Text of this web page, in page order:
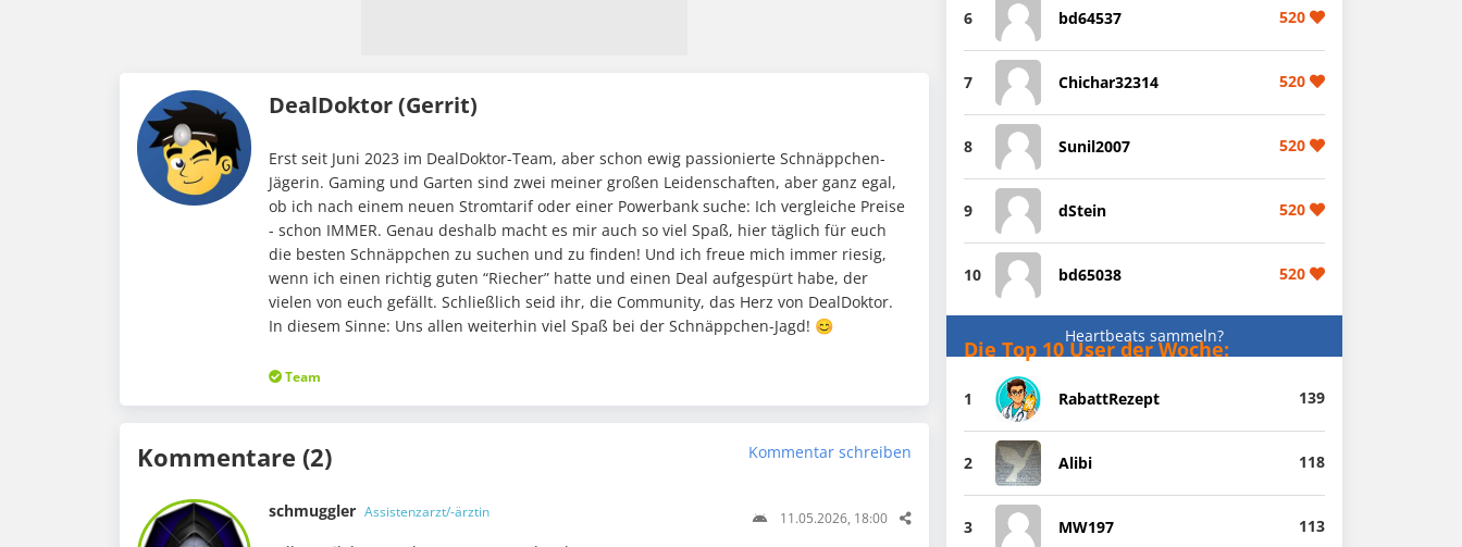
DealDoktor (Gerrit)
Erst seit Juni 2023 im DealDoktor-Team, aber schon ewig passionierte Schnäppchen-
Jägerin. Gaming und Garten sind zwei meiner großen Leidenschaften, aber ganz egal,
ob ich nach einem neuen Stromtarif oder einer Powerbank suche: Ich vergleiche Preise
- schon IMMER. Genau deshalb macht es mir auch so viel Spaß, hier täglich für euch
die besten Schnäppchen zu suchen und zu finden! Und ich freue mich immer riesig,
wenn ich einen richtig guten “Riecher” hatte und einen Deal aufgespürt habe, der
vielen von euch gefällt. Schließlich seid ihr, die Community, das Herz von DealDoktor.
In diesem Sinne: Uns allen weiterhin viel Spaß bei der Schnäppchen-Jagd! 😊
Team
Kommentare (2) Kommentar schreiben
schmuggler Assistenzarzt/-ärztin 11.05.2026, 18:00
6 bd64537 520
7 Chichar32314 520
8 Sunil2007 520
9 dStein 520
10 bd65038 520
Heartbeats sammeln?
Die Top 10 User der Woche:
1 RabattRezept 139
2 Alibi 118
3 MW197 113